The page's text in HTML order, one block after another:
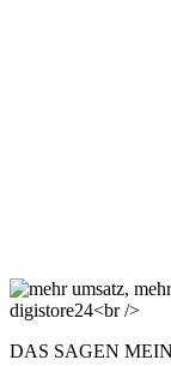
DAS SAGEN